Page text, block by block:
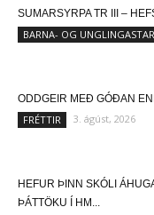
SUMARSYRPA TR III –
BARNA- OG
ODDGEIR MEÐ GÓÐAN
FRÉTTIR 3. ágúst, 2026
HEFUR ÞINN SKÓLI
ÞÁTTÖKU Í HM...